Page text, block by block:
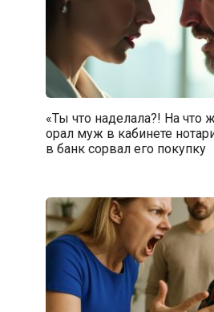
«Ты что наделала?! На что
орал муж в кабинете
в банк сорвал его покупку